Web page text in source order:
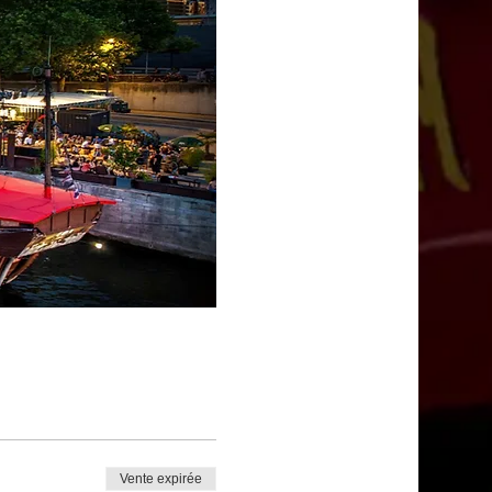
Vente expirée